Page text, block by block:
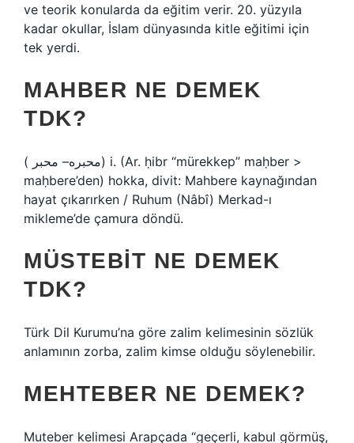
ve teorik konularda da eğitim verir. 20. yüzyıla
kadar okullar, İslam dünyasında kitle eğitimi için
tek yerdi.
MAHBER NE DEMEK
TDK?
( ﻣﺤﺒﺮﻩ– ﻣﺤﺒﺮ) i. (Ar. ḥibr “mürekkep” maḥber >
maḥbere’den) hokka, divit: Mahbere kaynağından
hayat çıkarırken / Ruhum (Nâbî) Merkad-ı
mikleme’de çamura döndü.
MÜSTEBIT NE DEMEK
TDK?
Türk Dil Kurumu’na göre zalim kelimesinin sözlük
anlamının zorba, zalim kimse olduğu söylenebilir.
MEHTEBER NE DEMEK?
Muteber kelimesi Arapçada “geçerli, kabul görmüş,